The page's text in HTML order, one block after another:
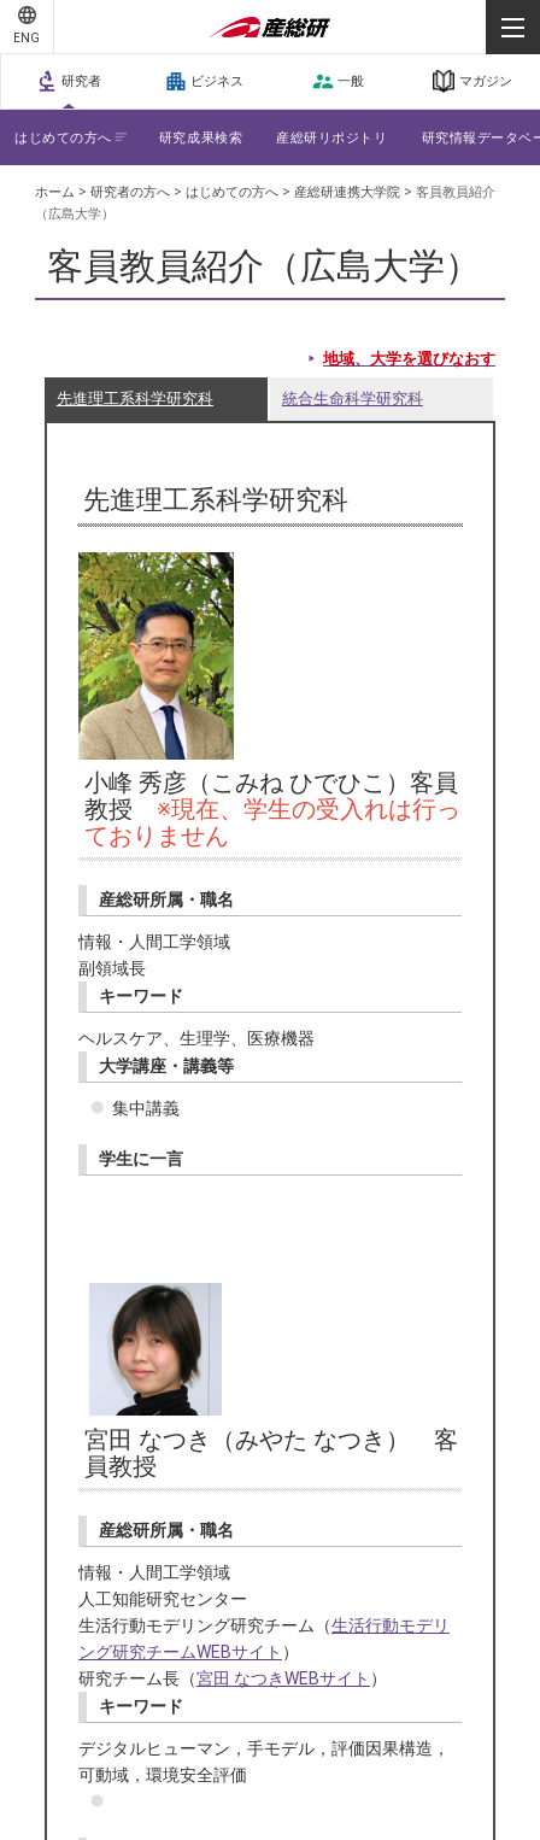
ENG
研究者 ビジネス 一般 マガジン
はじめての方へ 研究成果検索 産総研リポジトリ 研究情報データベ
ホーム >研究者の方へ >はじめての方へ > 産総研連携大学院 >客員教員紹介
（広島大学）
客員教員紹介（広島大学）
地域、大学を選びなおす
先進理工系科学研究科 統合生命科学研究科
先進理工系科学研究科
小峰 秀彦（こみね ひでひこ）客員
教授 ※現在、学生の受入れは行っ
ておりません
産総研所属・職名
情報・人間工学領域
副領域長
キーワード
ヘルスケア、生理学、医療機器
大学講座・講義等
集中講義
学生に一言
宮田 なつき（みやた なつき） 客
員教授
産総研所属・職名
情報・人間工学領域
人工知能研究センター
生活行動モデリング研究チーム（生活行動モデリ
ング研究チームWEBサイト ）
研究チーム長（宮田 なつきWEBサイト ）
キーワード
デジタルヒューマン，手モデル，評価因果構造，
可動域，環境安全評価